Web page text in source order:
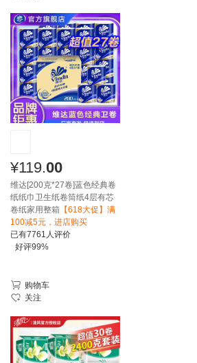
¥119.00
维达[200克*27卷]蓝色经典卷
纸纸巾卫生纸卷筒纸4层有芯
卷纸家用整箱 【618大促】满
100减5元，进店购买
已有7761 人评价
好评99%
购物车
关注